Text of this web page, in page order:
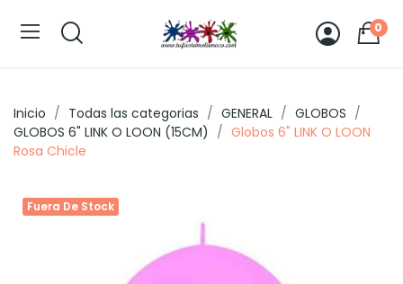
0
Inicio Todas las categorias GENERAL
GLOBOS
GLOBOS 6" LINK O LOON (15CM)
Globos 6" LINK O LOON
Rosa Chicle
Fuera De Stock